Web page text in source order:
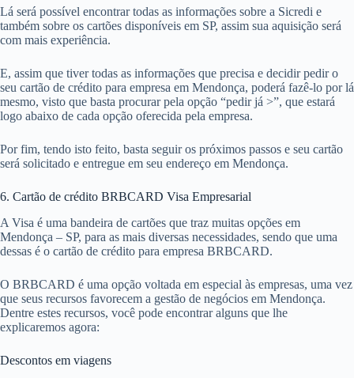
Lá será possível encontrar todas as informações sobre a Sicredi e
também sobre os cartões disponíveis em SP, assim sua aquisição será
com mais experiência.
E, assim que tiver todas as informações que precisa e decidir pedir o
seu cartão de crédito para empresa em Mendonça, poderá fazê-lo por lá
mesmo, visto que basta procurar pela opção “pedir já >”, que estará
logo abaixo de cada opção oferecida pela empresa.
Por fim, tendo isto feito, basta seguir os próximos passos e seu cartão
será solicitado e entregue em seu endereço em Mendonça.
6. Cartão de crédito BRBCARD Visa Empresarial
A Visa é uma bandeira de cartões que traz muitas opções em
Mendonça – SP, para as mais diversas necessidades, sendo que uma
dessas é o cartão de crédito para empresa BRBCARD.
O BRBCARD é uma opção voltada em especial às empresas, uma vez
que seus recursos favorecem a gestão de negócios em Mendonça.
Dentre estes recursos, você pode encontrar alguns que lhe
explicaremos agora:
Descontos em viagens